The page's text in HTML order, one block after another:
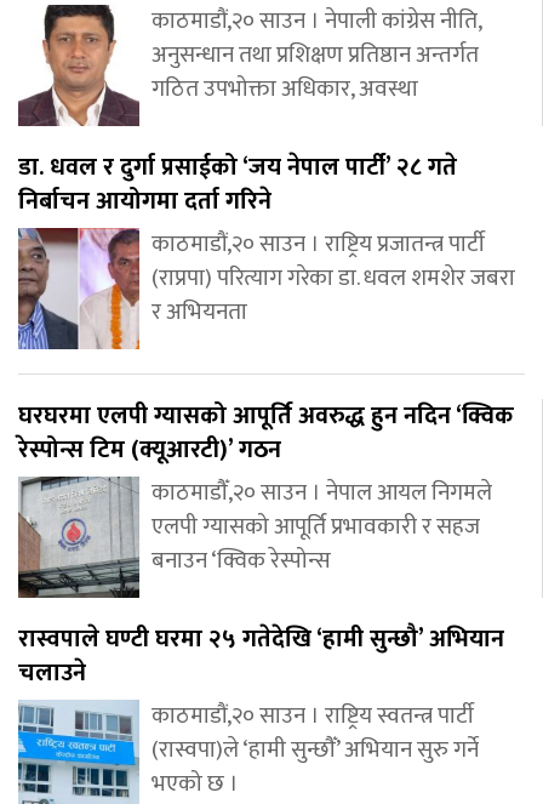
काठमाडौं,२० साउन । नेपाली कांग्रेस नीति,
अनुसन्धान तथा प्रशिक्षण प्रतिष्ठान अन्तर्गत
गठित उपभोक्ता अधिकार, अवस्था
डा. धवल र दुर्गा प्रसाईको ‘जय नेपाल पार्टी’ २८ गते
निर्बाचन आयोगमा दर्ता गरिने
काठमाडौं,२० साउन । राष्ट्रिय प्रजातन्त्र पार्टी
(राप्रपा) परित्याग गरेका डा. धवल शमशेर जबरा
र अभियनता
घरघरमा एलपी ग्यासको आपूर्ति अवरुद्ध हुन नदिन ‘क्विक
रेस्पोन्स टिम (क्यूआरटी)’ गठन
काठमाडौँ,२० साउन । नेपाल आयल निगमले
एलपी ग्यासको आपूर्ति प्रभावकारी र सहज
बनाउन ‘क्विक रेस्पोन्स
रास्वपाले घण्टी घरमा २५ गतेदेखि ‘हामी सुन्छौ’ अभियान
चलाउने
काठमाडौं,२० साउन । राष्ट्रिय स्वतन्त्र पार्टी
(रास्वपा)ले ‘हामी सुन्छौँ’ अभियान सुरु गर्ने
भएको छ ।